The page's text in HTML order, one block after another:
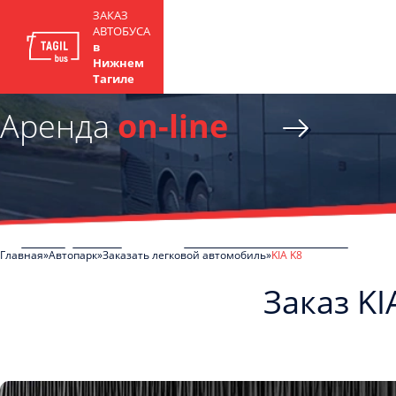
ЗАКАЗ
АВТОБУСА
в
Нижнем
Тагиле
Арендаon-line
Главная Автопарк Заказать легковой автомобиль KIA K8
Заказ